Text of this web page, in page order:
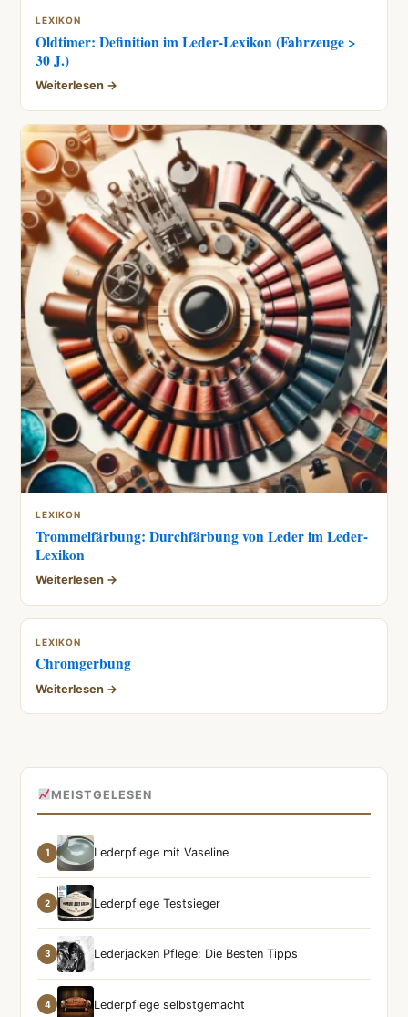
LEXIKON
Oldtimer: Definition im Leder-Lexikon (Fahrzeuge >
30 J.)
Weiterlesen →
LEXIKON
Trommelfärbung: Durchfärbung von Leder im Leder-
Lexikon
Weiterlesen →
LEXIKON
Chromgerbung
Weiterlesen →
MEISTGELESEN
1 Lederpflege mit Vaseline
2 Lederpflege Testsieger
3 Lederjacken Pflege: Die Besten Tipps
4 Lederpflege selbstgemacht